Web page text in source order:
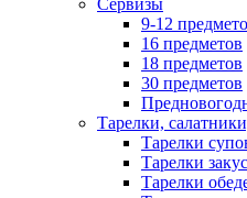
9-12
16 предметов
18 предметов
30 предметов
Тарелки,
Тарелки
Тарелки
Тарелки